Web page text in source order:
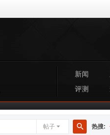
新闻
评测
帖子 热搜: